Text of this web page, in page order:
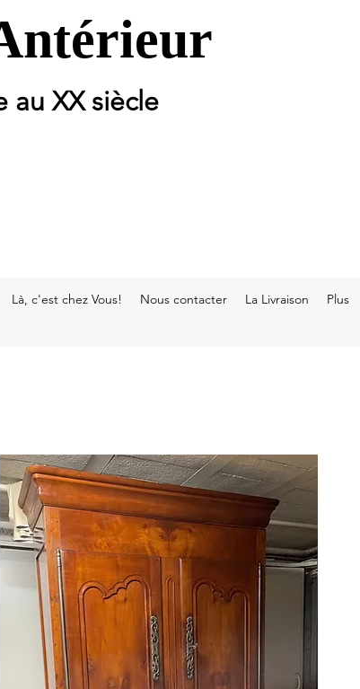
au XX siècle
Là, c'est chez Vous! Nous contacter La Livraison Plus